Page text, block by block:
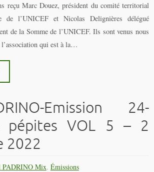
reçu Marc Douez, président du comité territorial
de l’UNICEF et Nicolas Delignières délégué
de la Somme de l’UNICEF. Ils sont venus nous
l’association qui est à la…
Emission 24-
pépites VOL 5 – 2
2022
PADRINO Mix, Émissions